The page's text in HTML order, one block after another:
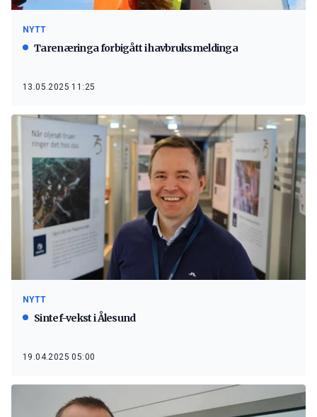
NYTT
Tarenæringa forbigått i havbruksmeldinga
13.05.2025 11:25
NYTT
Sintef-vekst i Ålesund
19.04.2025 05:00